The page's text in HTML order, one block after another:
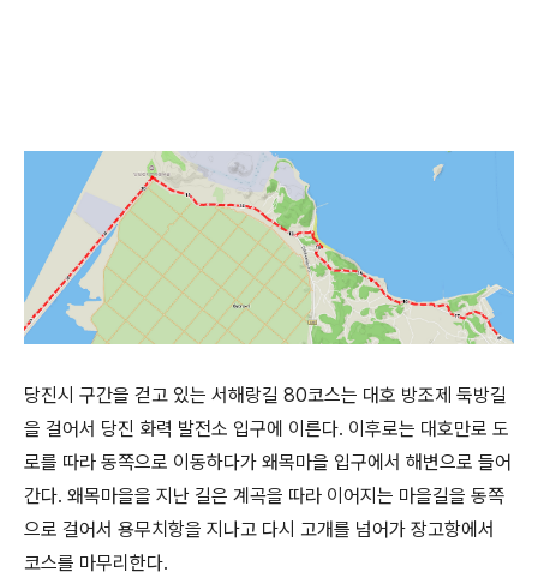
당진시 구간을 걷고 있는 서해랑길 80코스는 대호 방조제 둑방길
을 걸어서 당진 화력 발전소 입구에 이른다. 이후로는 대호만로 도
로를 따라 동쪽으로 이동하다가 왜목마을 입구에서 해변으로 들어
간다. 왜목마을을 지난 길은 계곡을 따라 이어지는 마을길을 동쪽
으로 걸어서 용무치항을 지나고 다시 고개를 넘어가 장고항에서
코스를 마무리한다.